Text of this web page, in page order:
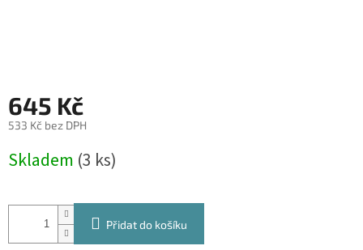
645 Kč
533 Kč bez DPH
cena:
Skladem (3 ks)
Přidat do košíku